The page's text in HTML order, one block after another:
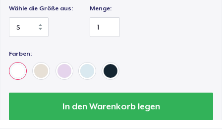
Wähle die Größe aus: Menge:
Farben:
In den Warenkorb legen